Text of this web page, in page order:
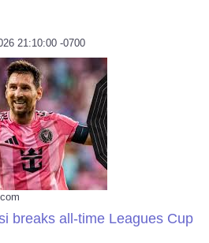
21:10:00 -0700
breaks all-time Leagues Cup